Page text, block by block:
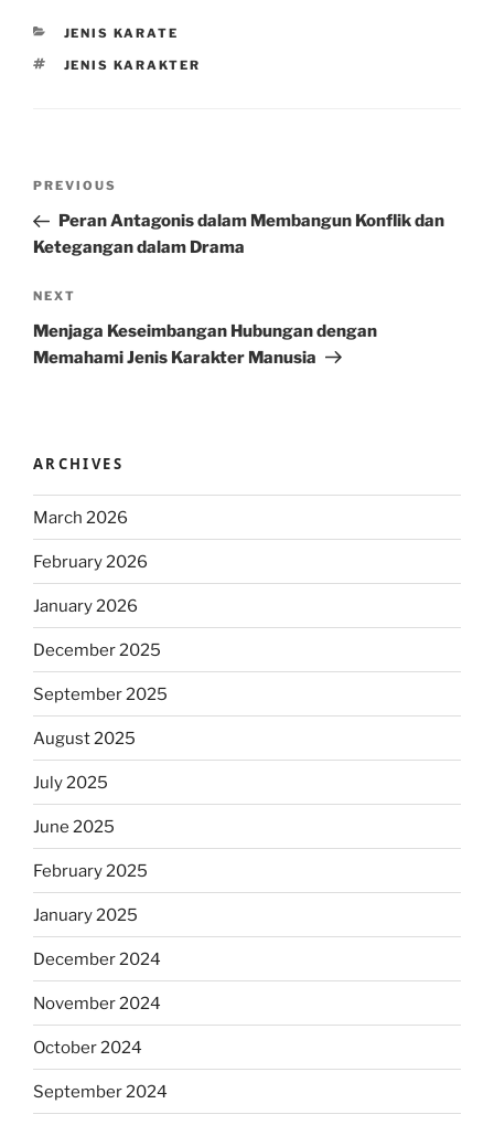
CATEGORIES
JENIS KARATE
TAGS
JENIS KARAKTER
Previous
Post
PREVIOUS
Peran Antagonis dalam Membangun Konflik dan
Ketegangan dalam Drama
Next
Post
NEXT
Menjaga Keseimbangan Hubungan dengan
Memahami Jenis Karakter Manusia
ARCHIVES
March 2026
February 2026
January 2026
December 2025
September 2025
August 2025
July 2025
June 2025
February 2025
January 2025
December 2024
November 2024
October 2024
September 2024